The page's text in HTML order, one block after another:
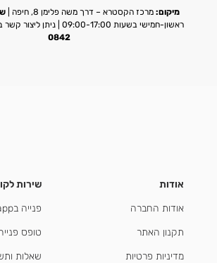
מיקום: מרכז הקסטרא – דרך משה פלימן 8, חיפה |
ראשון-חמישי בשעות 09:00-17:00 | ניתן ליצור קשר במספר
0842
אודות
אודות החברה
תקנון האתר
מדיניות פרטיות
שירות
פנייה בWhatsapp
טופס
שאלות